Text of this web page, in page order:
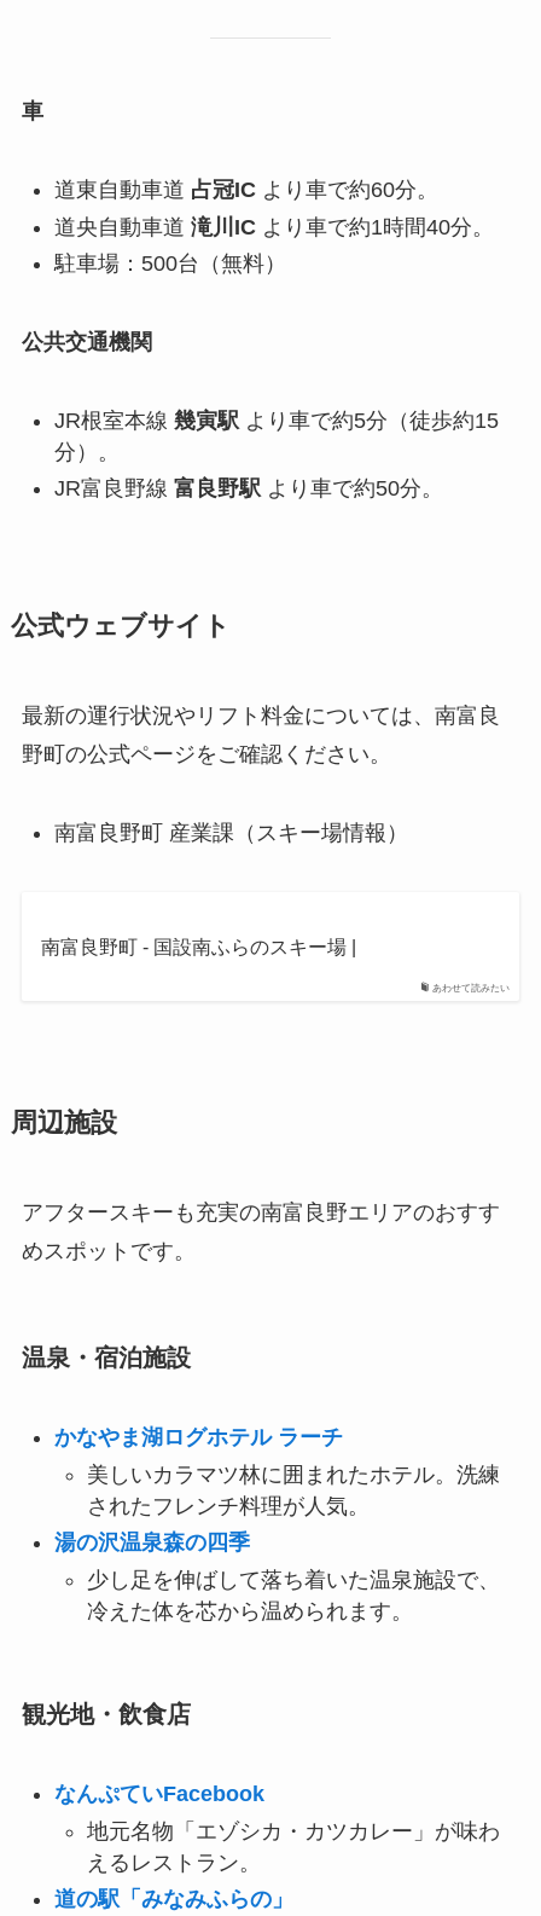
車
道東自動車道 占冠ICより車で約60分。
道央自動車道 滝川ICより車で約1時間40分。
駐車場：500台（無料）
公共交通機関
JR根室本線 幾寅駅 より車で約5分（徒歩約15
分）。
JR富良野線 富良野駅より車で約50分。
公式ウェブサイト
最新の運行状況やリフト料金については、南富良
野町の公式ページをご確認ください。
南富良野町 産業課（スキー場情報）
あわせて読みたい
南富良野町 - 国設南ふらのスキー場 |
周辺施設
アフタースキーも充実の南富良野エリアのおすす
めスポットです。
温泉・宿泊施設
かなやま湖ログホテル ラーチ
美しいカラマツ林に囲まれたホテル。洗練
されたフレンチ料理が人気。
湯の沢温泉森の四季
少し足を伸ばして落ち着いた温泉施設で、
冷えた体を芯から温められます。
観光地・飲食店
なんぷていFacebook
地元名物「エゾシカ・カツカレー」が味わ
えるレストラン。
道の駅「みなみふらの」